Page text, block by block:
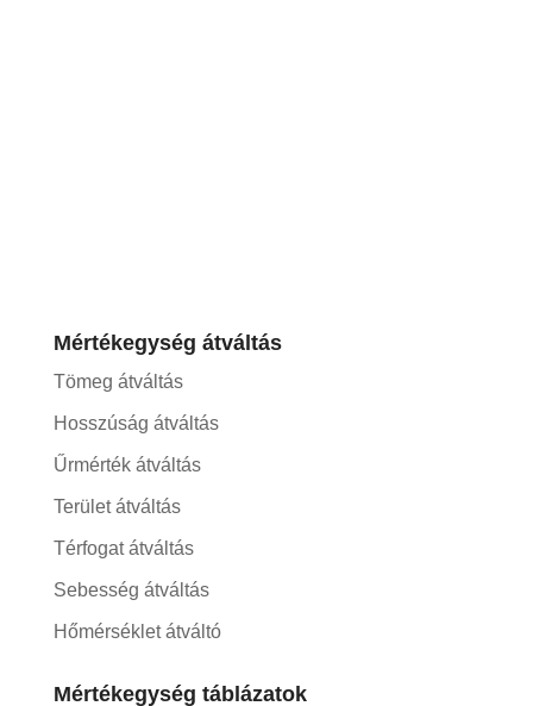
Mértékegység átváltás
Tömeg átváltás
Hosszúság átváltás
Űrmérték átváltás
Terület átváltás
Térfogat átváltás
Sebesség átváltás
Hőmérséklet átváltó
Mértékegység táblázatok